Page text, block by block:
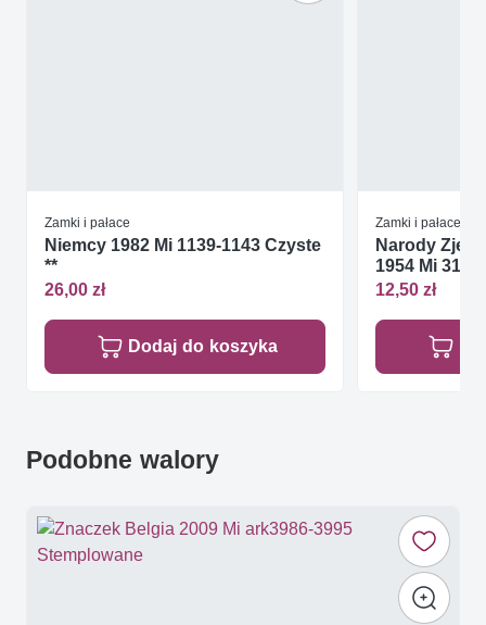
Zamki i pałace
Niemcy 1982 Mi 1139-1143 Czyste
**
26,00 zł
Dodaj do koszyka
Zamki i pałace
Narody
1954 Mi 31-
12,50 zł
Podobne walory